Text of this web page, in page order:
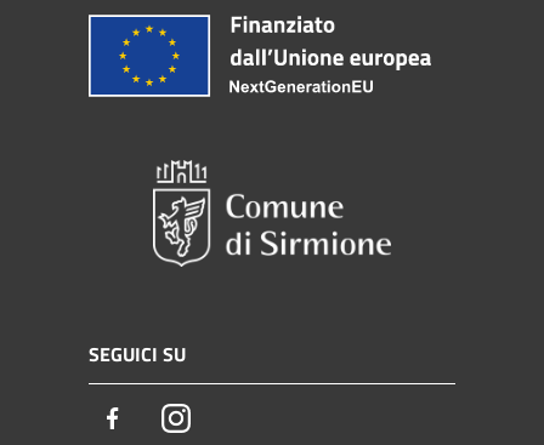
SEGUICI SU
FacebookInstagram